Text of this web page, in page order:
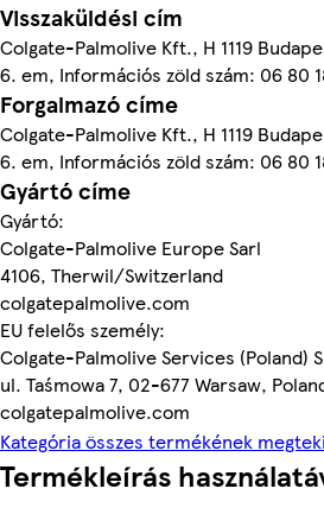
Visszaküldési cím
Colgate-Palmolive Kft., H 1119
6. em, Információs zöld szám: 06 80
Forgalmazó címe
Colgate-Palmolive Kft., H 1119
6. em, Információs zöld szám: 06 80
Gyártó címe
Gyártó:
Colgate-Palmolive Europe Sarl
4106, Therwil/Switzerland
colgatepalmolive.com
EU felelős személy:
Colgate-Palmolive Services (Poland)
ul. Taśmowa 7, 02-677 Warsaw,
colgatepalmolive.com
Kategória összes termékének
Termékleírás